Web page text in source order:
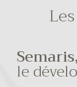
Les
Semaris,
le